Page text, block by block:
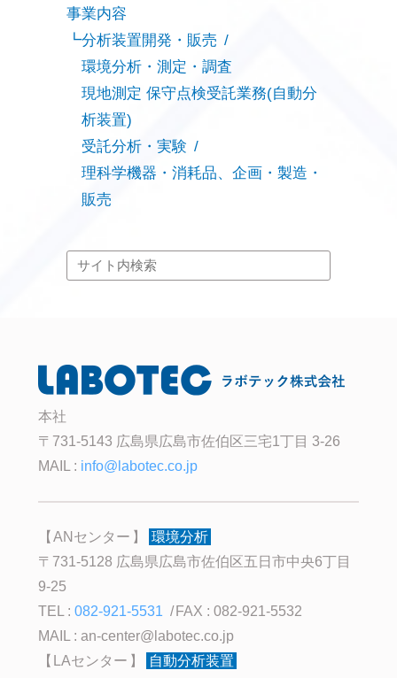
事業内容
分析装置開発・販売
環境分析・測定・調査
現地測定 保守点検受託業務(自動分
析装置)
受託分析・実験
理科学機器・消耗品、企画・製造・
販売
本社
〒731-5143 広島県広島市佐伯区三宅1丁目 3-26
MAIL : info@labotec.co.jp
ANセンター
環境分析
〒731-5128 広島県広島市佐伯区五日市中央6丁目
9-25
TEL :082-921-5531
FAX : 082-921-5532
MAIL :an-center@labotec.co.jp
LAセンター
自動分析装置